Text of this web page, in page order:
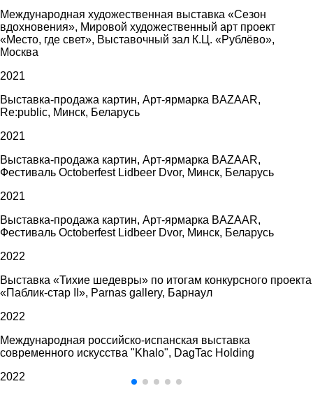
Международная художественная выставка «Сезон
вдохновения», Мировой художественный арт проект
«Место, где свет», Выставочный зал К.Ц. «Рублёво»,
Москва
2021
Выставка-продажа картин, Арт-ярмарка BAZAAR,
Re:public, Минск, Беларусь
2021
Выставка-продажа картин, Арт-ярмарка BAZAAR,
Фестиваль Octoberfest Lidbeer Dvor, Минск, Беларусь
2021
Выставка-продажа картин, Арт-ярмарка BAZAAR,
Фестиваль Octoberfest Lidbeer Dvor, Минск, Беларусь
2022
Выставка «Тихие шедевры» по итогам конкурсного проекта
«Паблик-стар II», Parnas gallery, Барнаул
2022
Международная российско-испанская выставка
современного искусства "Khalo", DagTac Holding
2022